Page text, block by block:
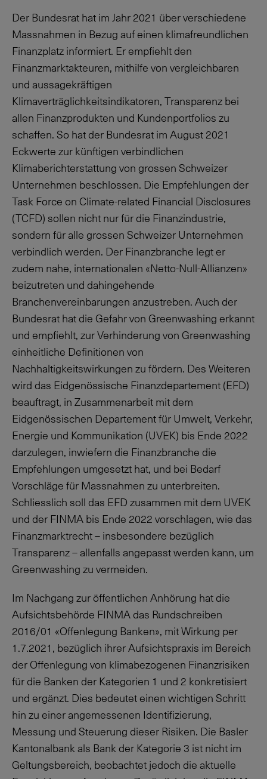
Der Bundesrat hat im Jahr 2021 über verschiedene
Massnahmen in Bezug auf einen klimafreundlichen
Finanzplatz informiert. Er empfiehlt den
Finanzmarktakteuren, mithilfe von vergleichbaren
und aussagekräftigen
Klimaverträglichkeitsindikatoren, Transparenz bei
allen Finanzprodukten und Kundenportfolios zu
schaffen. So hat der Bundesrat im August 2021
Eckwerte zur künftigen verbindlichen
Klimaberichterstattung von grossen Schweizer
Unternehmen beschlossen. Die Empfehlungen der
Task Force on Climate-related Financial Disclosures
(TCFD) sollen nicht nur für die Finanzindustrie,
sondern für alle grossen Schweizer Unternehmen
verbindlich werden. Der Finanzbranche legt er
zudem nahe, internationalen «Netto-Null-Allianzen»
beizutreten und dahingehende
Branchenvereinbarungen anzustreben. Auch der
Bundesrat hat die Gefahr von Greenwashing erkannt
und empfiehlt, zur Verhinderung von Greenwashing
einheitliche Definitionen von
Nachhaltigkeitswirkungen zu fördern. Des Weiteren
wird das Eidgenössische Finanzdepartement (EFD)
beauftragt, in Zusammenarbeit mit dem
Eidgenössischen Departement für Umwelt, Verkehr,
Energie und Kommunikation (UVEK) bis Ende 2022
darzulegen, inwiefern die Finanzbranche die
Empfehlungen umgesetzt hat, und bei Bedarf
Vorschläge für Massnahmen zu unterbreiten.
Schliesslich soll das EFD zusammen mit dem UVEK
und der FINMA bis Ende 2022 vorschlagen, wie das
Finanzmarktrecht – insbesondere bezüglich
Transparenz – allenfalls angepasst werden kann, um
Greenwashing zu vermeiden.
Im Nachgang zur öffentlichen Anhörung hat die
Aufsichtsbehörde FINMA das Rundschreiben
2016/01 «Offenlegung Banken», mit Wirkung per
1.7.2021 , bezüglich ihrer Aufsichtspraxis im Bereich
der Offenlegung von klimabezogenen Finanzrisiken
für die Banken der Kategorien 1 und 2 konkretisiert
und ergänzt. Dies bedeutet einen wichtigen Schritt
hin zu einer angemessenen Identifizierung,
Messung und Steuerung dieser Risiken. Die Basler
Kantonalbank als Bank der Kategorie 3 ist nicht im
Geltungsbereich, beobachtet jedoch die aktuelle